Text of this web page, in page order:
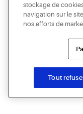
stockage de
navigation sur le
nos efforts de
Tout